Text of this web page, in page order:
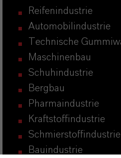
Reifenindustrie
Automobilindustrie
Technische
Maschinenbau
Schuhindustrie
Bergbau
Pharmaindustrie
Kraftstoffindustrie
Schmierstoffindustrie
Bauindustrie